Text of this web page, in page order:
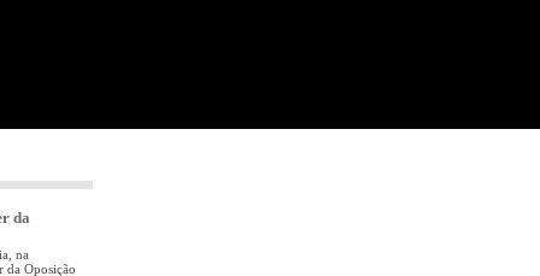
da
na
da Oposição